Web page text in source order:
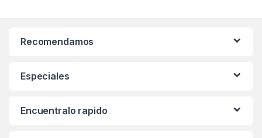
Recomendamos
Especiales
Encuentralo rapido